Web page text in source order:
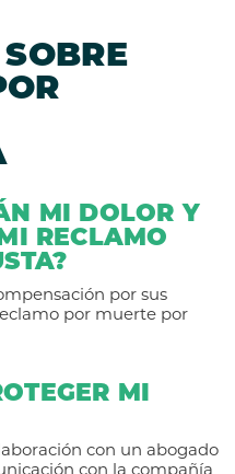
MI DOLOR Y
RECLAMO
por sus
por muerte por
MI
con un abogado
con la compañía